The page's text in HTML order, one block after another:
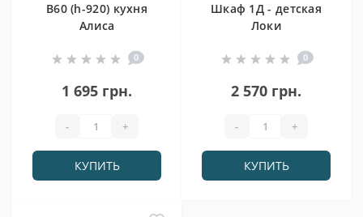
В60 (h-920) кухня
Алиса
0
1 695 грн.
- +
КУПИТЬ
Шкаф 1Д - детская
Локи
0
2 570 грн.
- +
КУПИТЬ